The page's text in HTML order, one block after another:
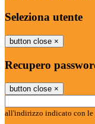
Seleziona utente
button close ×
Recupero
button close ×
all'indirizzo indicato con le